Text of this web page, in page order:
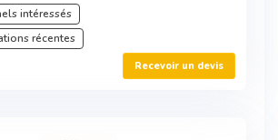
intéressés
récentes
Recevoir un devis